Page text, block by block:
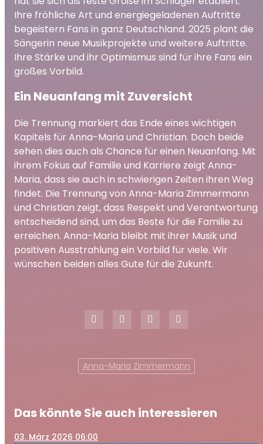
Ihre fröhliche Art und energiegeladenen Auftritte
begeistern Fans in ganz Deutschland. 2025 plant die
Sängerin neue Musikprojekte und weitere Auftritte.
Ihre Stärke und ihr Optimismus sind für ihre Fans ein
großes Vorbild.
Ein Neuanfang mit Zuversicht
Die Trennung markiert das Ende eines wichtigen
Kapitels für Anna-Maria und Christian. Doch beide
sehen dies auch als Chance für einen Neuanfang. Mit
ihrem Fokus auf Familie und Karriere zeigt Anna-
Maria, dass sie auch in schwierigen Zeiten ihren Weg
findet. Die Trennung von Anna-Maria Zimmermann
und Christian zeigt, dass Respekt und Verantwortung
entscheidend sind, um das Beste für die Familie zu
erreichen. Anna-Maria bleibt mit ihrer Musik und
positiven Ausstrahlung ein Vorbild für viele. Wir
wünschen beiden alles Gute für die Zukunft.
Anna-Maria Zimmermann
Das könnte Sie auch interessieren
03. März 2026 06:00